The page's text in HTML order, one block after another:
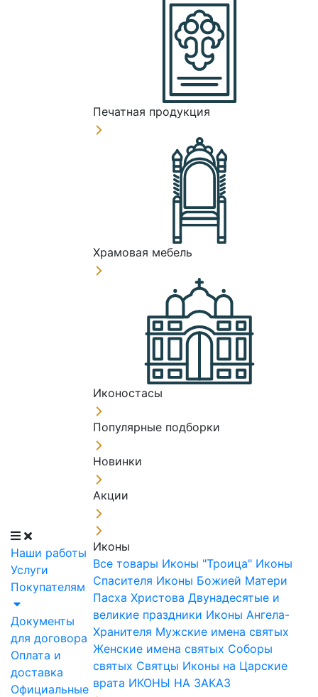
Наши работы
Услуги
Покупателям
Документы
для договора
Оплата и
доставка
Официальные
Печатная продукция
Храмовая мебель
Иконостасы
Популярные подборки
Новинки
Акции
Иконы
Все товары Иконы "Троица" Иконы
Спасителя Иконы Божией Матери
Пасха Христова Двунадесятые и
великие праздники Иконы Ангела-
Хранителя Мужские имена святых
Женские имена святых Соборы
святых Святцы Иконы на Царские
врата ИКОНЫ НА ЗАКАЗ